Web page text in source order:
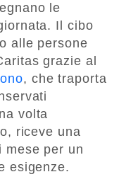
le
Il cibo
alle persone
grazie al
, che traporta
volta
riceve una
mese per un
esigenze.